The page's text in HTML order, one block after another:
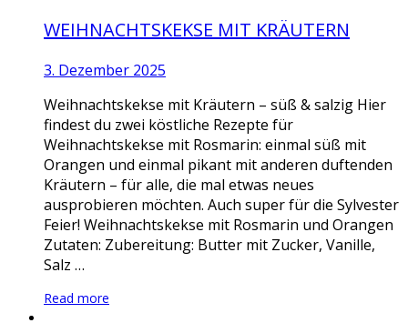
WEIHNACHTSKEKSE MIT KRÄUTERN
3. Dezember 2025
Weihnachtskekse mit Kräutern – süß & salzig Hier
findest du zwei köstliche Rezepte für
Weihnachtskekse mit Rosmarin: einmal süß mit
Orangen und einmal pikant mit anderen duftenden
Kräutern – für alle, die mal etwas neues
ausprobieren möchten. Auch super für die Sylvester
Feier! Weihnachtskekse mit Rosmarin und Orangen
Zutaten: Zubereitung: Butter mit Zucker, Vanille,
Salz …
Read more